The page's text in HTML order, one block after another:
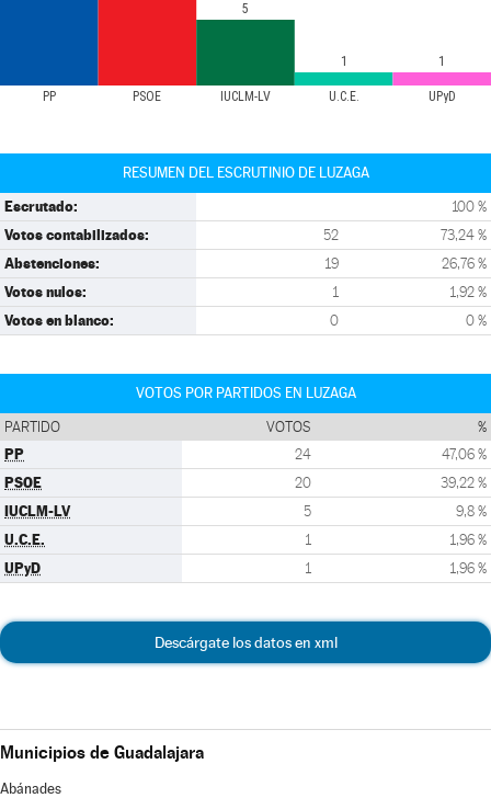
PP PSOE IUCLM-LV U.C.E. UPyD
5
1 1
RESUMEN DEL ESCRUTINIO DE LUZAGA
Escrutado: 100 %
Votos contabilizados: 52 73,24 %
Abstenciones: 19 26,76 %
Votos nulos: 1 1,92 %
Votos en blanco: 0 0 %
VOTOS POR PARTIDOS EN LUZAGA
PARTIDO VOTOS %
PP 24 47,06 %
PSOE 20 39,22 %
IUCLM-LV 5 9,8 %
U.C.E. 1 1,96 %
UPyD 1 1,96 %
Descárgate los datos en xml
Municipios de Guadalajara
Abánades